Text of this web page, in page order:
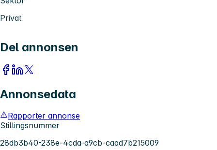
Privat
Del annonsen
Annonsedata
Rapporter annonse
Stillingsnummer
28db3b40-238e-4cda-a9cb-caad7b215009